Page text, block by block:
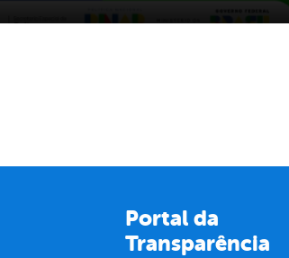
Portal da
Transparência